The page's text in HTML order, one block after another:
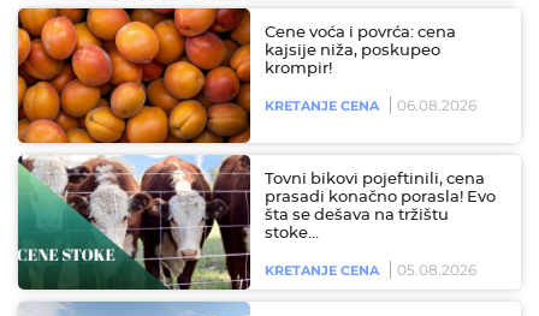
Cene voća i povrća: cena
kajsije niža, poskupeo
krompir!
KRETANJE CENA 06.08.2026
Tovni bikovi pojeftinili, cena
prasadi konačno porasla! Evo
šta se dešava na tržištu
stoke…
KRETANJE CENA 05.08.2026